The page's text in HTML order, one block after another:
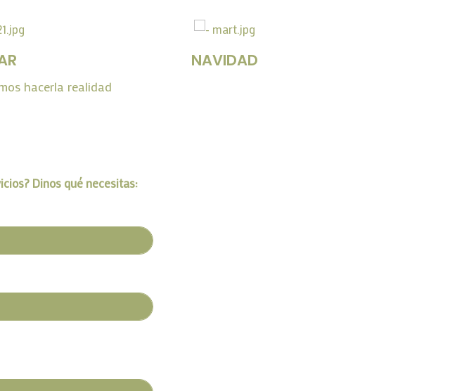
NAVIDAD
hacerla realidad
Dinos qué necesitas: